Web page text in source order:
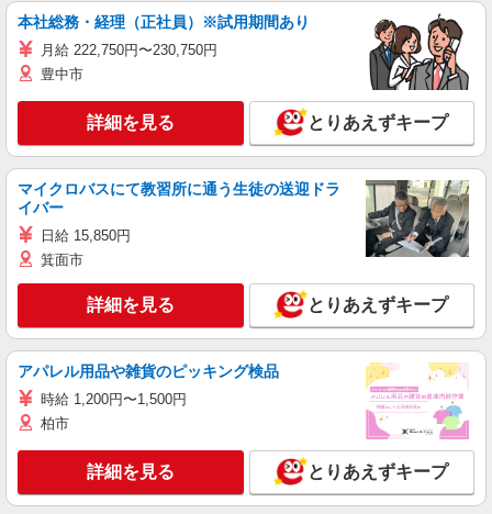
本社総務・経理（正社員）※試用期間あり
月給 222,750円〜230,750円
豊中市
詳細を見る とりあえずキープ
マイクロバスにて教習所に通う生徒の送迎ドラ
イバー
日給 15,850円
箕面市
詳細を見る とりあえずキープ
アパレル用品や雑貨のピッキング検品
時給 1,200円〜1,500円
柏市
詳細を見る とりあえずキープ